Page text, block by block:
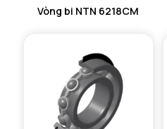
Vòng bi NTN 6218CM